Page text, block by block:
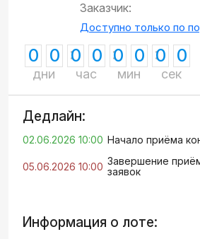
Заказчик:
Доступно только по
0 0
дни
0 0
час
0 0
мин
0 0
сек
Дедлайн:
02.06.2026 10:00 Начало приёма
05.06.2026 10:00 Завершение
заявок
Информация о лоте: